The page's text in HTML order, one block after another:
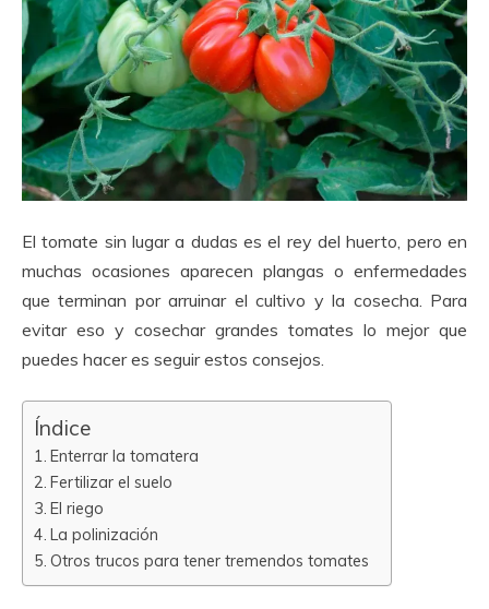
El tomate sin lugar a dudas es el rey del huerto, pero en
muchas ocasiones aparecen plangas o enfermedades
que terminan por arruinar el cultivo y la cosecha. Para
evitar eso y cosechar grandes tomates lo mejor que
puedes hacer es seguir estos consejos.
Índice
Enterrar la tomatera
Fertilizar el suelo
El riego
La polinización
Otros trucos para tener tremendos tomates